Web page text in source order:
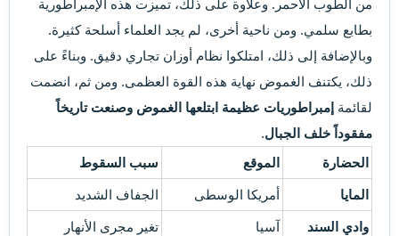
بطابع سلمي. ومن ناحية أخرى، لم يجد العلماء أسلحة كثيرة.
وبالإضافة إلى ذلك، امتلكوا نظام أوزان تجاري دقيق. وبناءً على
ذلك، يكتنف الغموض نهاية هذه القوة العظمى. ومن ثم، انضمت
لقائمة إمبراطوريات عظيمة ابتلعها الغموض وصنعت تاريخاً
مفقوداً خلف الجبال.
الحضارة
الموقع
سبب السقوط
المايا
أمريكا الوسطى
الجفاف الشديد
وادي السند
آسيا
تغير مجرى الأنهار